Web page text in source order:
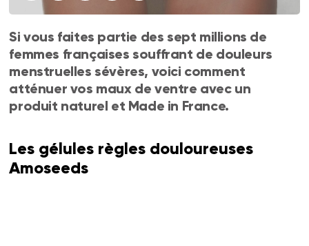
Si vous faites partie des sept millions de
femmes françaises souffrant de douleurs
menstruelles sévères, voici comment
atténuer vos maux de ventre avec un
produit naturel et Made in France.
Les gélules règles douloureuses
Amoseeds